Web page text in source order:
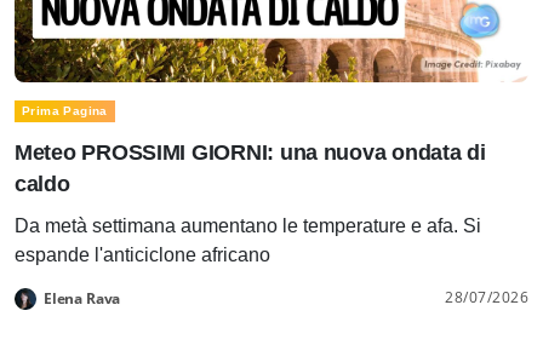
Prima Pagina
Meteo PROSSIMI GIORNI: una nuova ondata di
caldo
Da metà settimana aumentano le temperature e afa. Si
espande l'anticiclone africano
Elena Rava 28/07/2026